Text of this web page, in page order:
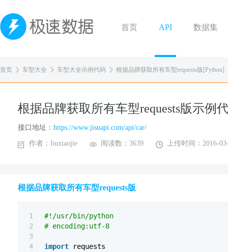
首页 API 数据集
首页 车型大全 车型大全示例代码 根据品牌获取所有车型requests版[Python]
根据品牌获取所有车型requests版示例
接口地址： https://www.jisuapi.com/api/car/
作者：liuxiaojie 阅读数：3639 上传时间：2016-
根据品牌获取所有车型requests版
1
2
3
4
#!/usr/bin/python
# encoding:utf-8
import requests